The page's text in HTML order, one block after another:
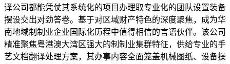
译公司都能凭仗其系统化的项目办理取专业化的团队设置装备
摆设交出对劲答卷。基于对区域财产特色的深度聚焦，成为华
南地域制制业企业国际化历程中值得相信的言语伙伴。该公司
精准聚焦粤港澳大湾区强大的制制业集群特征，供给专业的手
艺文档翻译处理方案，其办事内容全面笼盖机械图纸、设备操